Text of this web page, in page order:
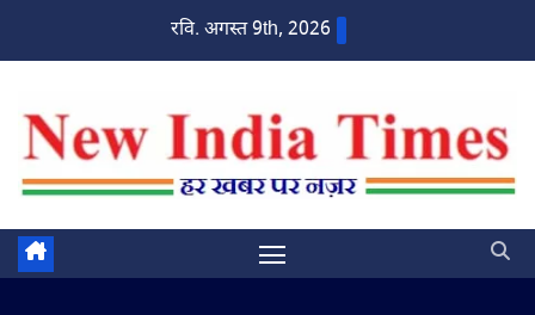
रवि. अगस्त 9th, 2026